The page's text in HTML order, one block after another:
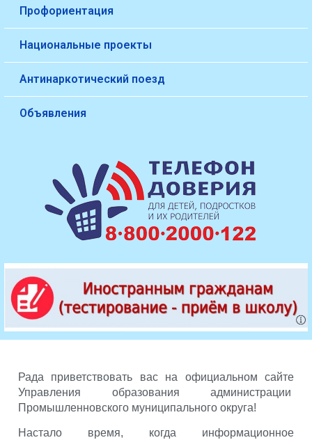
Профориентация
Национальные проекты
Антинаркотический поезд
Объявления
Рада приветствовать вас на официальном сайте
Управления образования администрации
Промышленновского муниципального округа!
Настало время, когда информационное